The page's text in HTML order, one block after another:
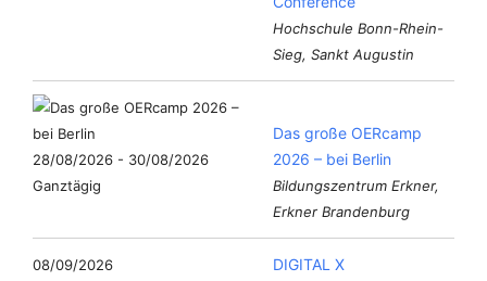
Hochschule Bonn-Rhein-
Sieg, Sankt Augustin
28/08/2026 - 30/08/2026
Ganztägig
Das große OERcamp
2026 – bei Berlin
Bildungszentrum Erkner,
Erkner Brandenburg
08/09/2026
DIGITAL X